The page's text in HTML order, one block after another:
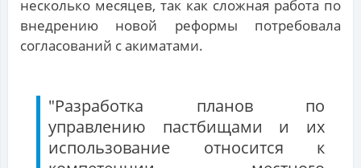
несколько месяцев, так как сложная работа по
внедрению новой реформы потребовала
согласований с акиматами.
"Разработка планов по
управлению пастбищами и их
использование относится к